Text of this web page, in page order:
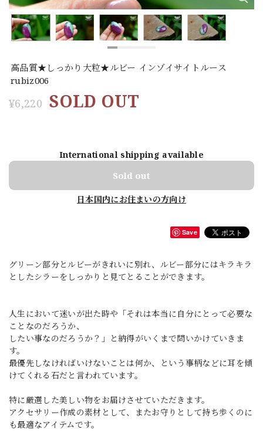
高品質★しっかり大粒★ルビー インゾイサイトルース
rubiz006
¥6,220 SOLD OUT
International shipping available
Sold out
日本国内にお住まいの方向け
Save
グリーン部分とルビーがきれいに別れ、ルビー部分にはキラキラ
としたシラーをしっかりと見てとることができます。
人生において迷いが出た時や「それは本当に自分にとって必要な
ことなのだろうか、
したい事なのだろうか？」と納得がいくまで問いかけていきま
す。
最優先しなければいけないことは何か、という事柄などに耳を傾
けてくれる石だと言われています。
特に厳選した美しい物をお届けさせていただきます。
アクセサリー作成の素材として、またお守りとして持ち歩くのに
も最適なアイテムです。